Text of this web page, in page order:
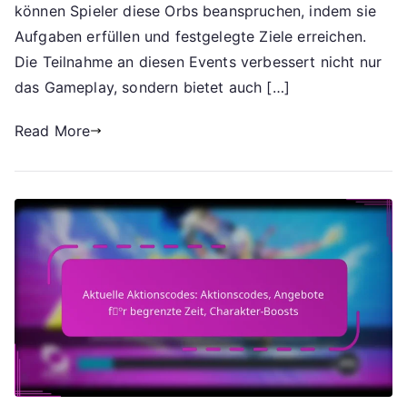
Meilenstein-
Erfolge
können Spieler diese Orbs beanspruchen, indem sie
Aufgaben erfüllen und festgelegte Ziele erreichen.
Die Teilnahme an diesen Events verbessert nicht nur
das Gameplay, sondern bietet auch […]
Read More